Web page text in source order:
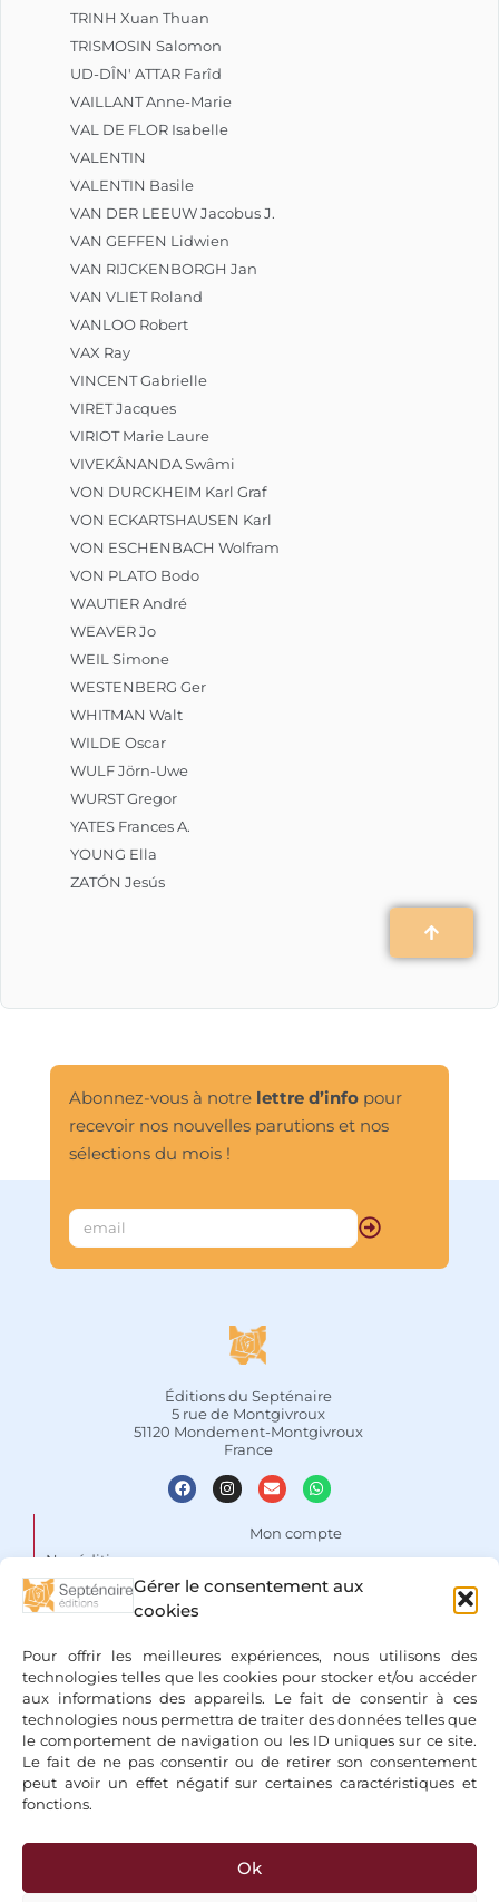
Gérer le consentement aux
cookies
Pour offrir les meilleures expériences, nous utilisons des
technologies telles que les cookies pour stocker et/ou accéder
aux informations des appareils. Le fait de consentir à ces
technologies nous permettra de traiter des données telles que
le comportement de navigation ou les ID uniques sur ce site.
Le fait de ne pas consentir ou de retirer son consentement
peut avoir un effet négatif sur certaines caractéristiques et
fonctions.
Ok
TRINH Xuan Thuan
TRISMOSIN Salomon
UD-DÎN' ATTAR Farîd
VAILLANT Anne-Marie
VAL DE FLOR Isabelle
VALENTIN
VALENTIN Basile
VAN DER LEEUW Jacobus J.
VAN GEFFEN Lidwien
VAN RIJCKENBORGH Jan
VAN VLIET Roland
VANLOO Robert
VAX Ray
VINCENT Gabrielle
VIRET Jacques
VIRIOT Marie Laure
VIVEKÂNANDA Swâmi
VON DURCKHEIM Karl Graf
VON ECKARTSHAUSEN Karl
VON ESCHENBACH Wolfram
VON PLATO Bodo
WAUTIER André
WEAVER Jo
WEIL Simone
WESTENBERG Ger
WHITMAN Walt
WILDE Oscar
WULF Jörn-Uwe
WURST Gregor
YATES Frances A.
YOUNG Ella
ZATÓN Jesús
Abonnez-vous à notre lettre d’infopour
recevoir nos nouvelles parutions et nos
sélections du mois !
Éditions du Septénaire
5 rue de Montgivroux
51120 Mondement-Montgivroux
France
Nos éditions
Auteurs
Espace libraires
Nous contacter
Mon compte
Conditions Générales de
Vente
Mentions légales & Politique
de confidentialité
+ Bancontact, Klarna, Paypal